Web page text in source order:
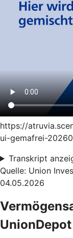
https://
ui-gemafrei-
Transkript
Quelle: Union
04.05.2026
UnionDepot